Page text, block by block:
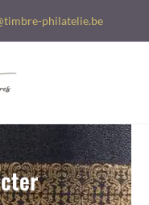
philatelie.be